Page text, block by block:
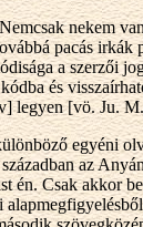
nekem
pacás
a szerzői
és
legyen [vö. Ju.
egyéni
az
én. Csak akkor